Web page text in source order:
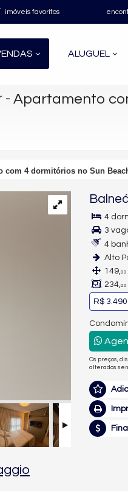
imóveis favoritos
ALUGUEL
- Apartamento
com 4 dormitórios no Sun
4
3
4
Alto
149,00
234,00
R$
Os preços,
alterados